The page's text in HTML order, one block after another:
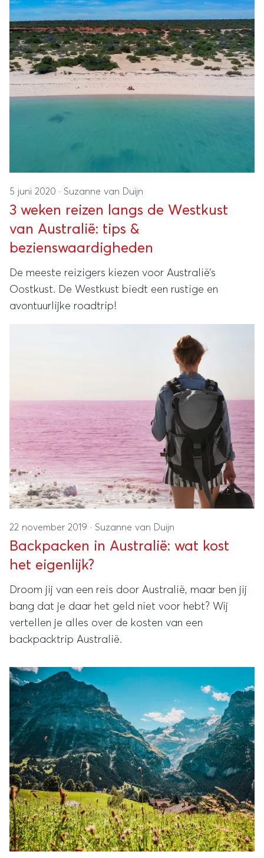
5 juni 2020 · Suzanne van Duijn
3 weken reizen langs de Westkust
van Australië: tips &
bezienswaardigheden
De meeste reizigers kiezen voor Australië’s
Oostkust. De Westkust biedt een rustige en
avontuurlijke roadtrip!
22 november 2019 · Suzanne van Duijn
Backpacken in Australië: wat kost
het eigenlijk?
Droom jij van een reis door Australië, maar ben jij
bang dat je daar het geld niet voor hebt? Wij
vertellen je alles over de kosten van een
backpacktrip Australië.